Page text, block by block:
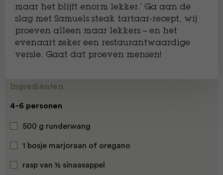
maar het blijft enorm lekker.’ Ga aan de
slag met Samuels steak tartaar-recept, wij
proeven alleen maar lekkers – en het
evenaart zeker een restaurantwaardige
versie. Gaat dat proeven mensen!
Ingrediënten
4-6 personen
500 g runderwang
1 bosje marjoraan of oregano
rasp van ½ sinaasappel